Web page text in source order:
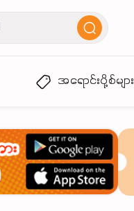
အရောင်းပို့စ်များ